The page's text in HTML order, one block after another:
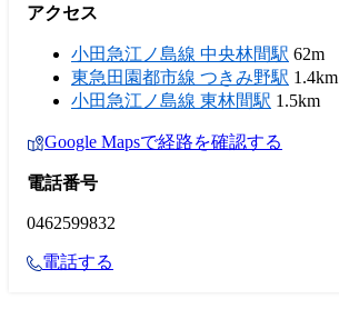
アクセス
小田急江ノ島線 中央林間駅 62m
東急田園都市線 つきみ野駅 1.4km
小田急江ノ島線 東林間駅 1.5km
Google Mapsで経路を確認する
電話番号
0462599832
電話する